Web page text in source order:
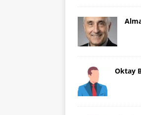
Oktay